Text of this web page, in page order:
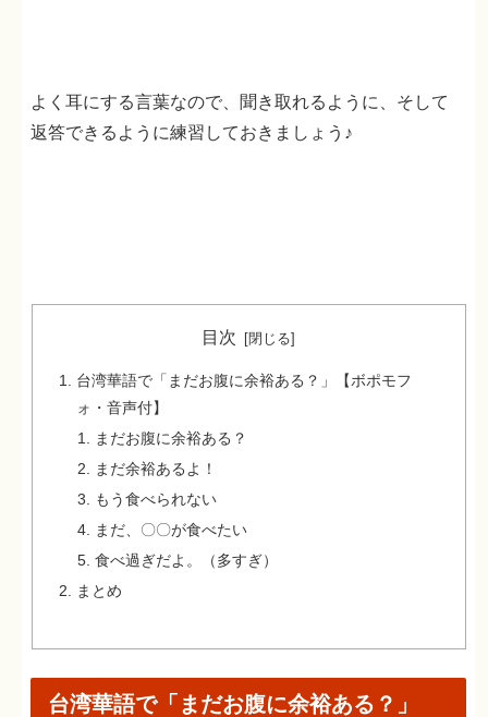
よく耳にする言葉なので、聞き取れるように、そして
返答できるように練習しておきましょう♪
目次
台湾華語で「まだお腹に余裕ある？」【ボポモフ
ォ・音声付】
まだお腹に余裕ある？
まだ余裕あるよ！
もう食べられない
まだ、〇〇が食べたい
食べ過ぎだよ。（多すぎ）
まとめ
台湾華語で「まだお腹に余裕ある？」